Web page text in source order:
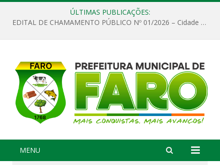
ÚLTIMAS PUBLICAÇÕES:
EDITAL DE CHAMAMENTO PÚBLICO Nº 01/2026 – Cidade de Faro
MENU